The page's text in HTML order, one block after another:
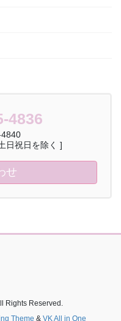
4836
日祝日を除く ]
せ
Rights Reserved.
Theme & VK All in One